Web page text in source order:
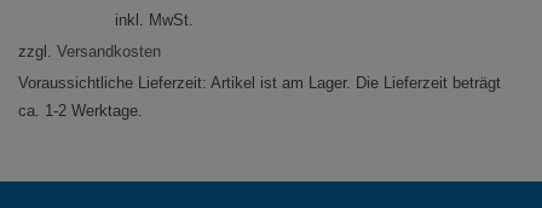
inkl. MwSt.
zzgl. Versandkosten
Voraussichtliche Lieferzeit: Artikel ist am Lager. Die Lieferzeit beträgt
ca. 1-2 Werktage.